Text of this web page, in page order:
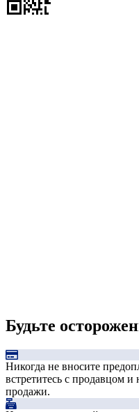
Будьте
Никогда не вносите
встретитесь с продавцом
продажи.